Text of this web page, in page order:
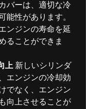
バーは、適切な冷
能性があります。
ンジンの寿命を延
ることができま
上 新しいシリンダ
エンジンの冷却効
でなく、エンジン
向上させることが